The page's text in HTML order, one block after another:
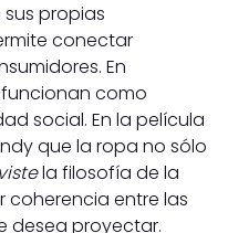
propias
conectar
En
como
social. En la película
que la ropa no sólo
vistela filosofía de la
coherencia entre las
desea proyectar.